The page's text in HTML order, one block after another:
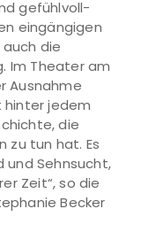
gefühlvoll-
eingängigen
die
Im Theater am
Ausnahme
hinter jedem
die
zu tun hat. Es
und Sehnsucht,
Zeit“, so die
Becker